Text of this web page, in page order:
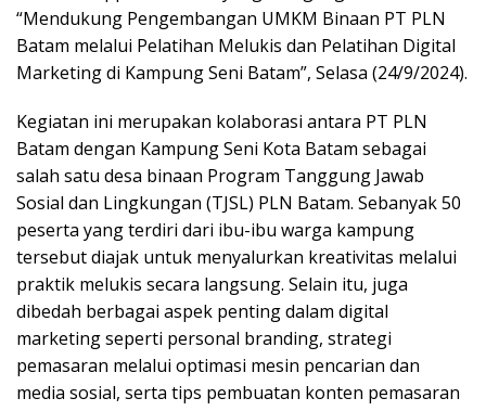
“Mendukung Pengembangan UMKM Binaan PT PLN
Batam melalui Pelatihan Melukis dan Pelatihan Digital
Marketing di Kampung Seni Batam”, Selasa (24/9/2024).
Kegiatan ini merupakan kolaborasi antara PT PLN
Batam dengan Kampung Seni Kota Batam sebagai
salah satu desa binaan Program Tanggung Jawab
Sosial dan Lingkungan (TJSL) PLN Batam. Sebanyak 50
peserta yang terdiri dari ibu-ibu warga kampung
tersebut diajak untuk menyalurkan kreativitas melalui
praktik melukis secara langsung. Selain itu, juga
dibedah berbagai aspek penting dalam digital
marketing seperti personal branding, strategi
pemasaran melalui optimasi mesin pencarian dan
media sosial, serta tips pembuatan konten pemasaran